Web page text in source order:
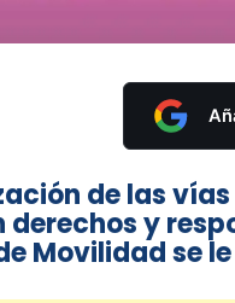
de las
y
Movilidad se